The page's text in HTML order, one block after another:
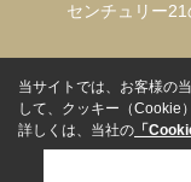
センチュリー21
当サイトでは、お客様の
して、クッキー（Cookie
詳しくは、当社の 「